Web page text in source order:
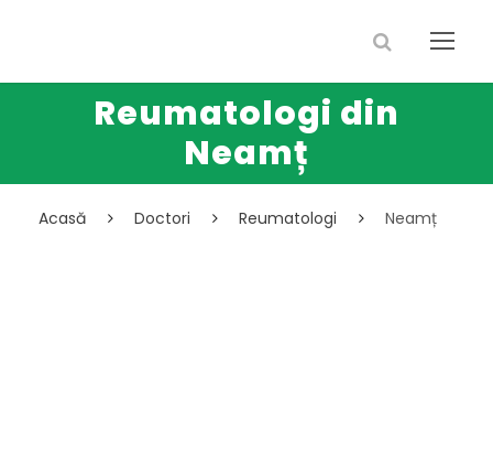
Reumatologi din
Neamț
Acasă Doctori Reumatologi Neamț